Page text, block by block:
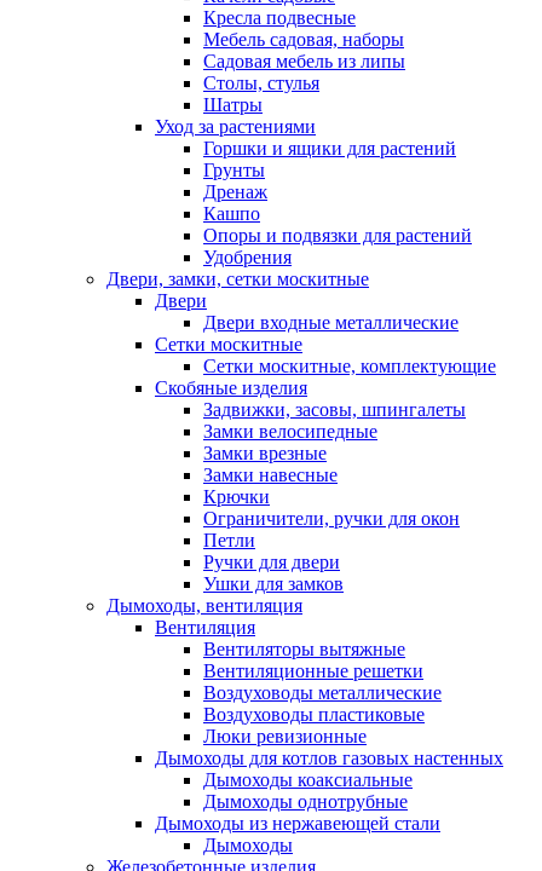
Кресла подвесные
Мебель садовая, наборы
Садовая мебель из липы
Столы, стулья
Шатры
Уход за растениями
Горшки и ящики для растений
Грунты
Дренаж
Кашпо
Опоры и подвязки для растений
Удобрения
Двери, замки, сетки москитные
Двери
Двери входные металлические
Сетки москитные
Сетки москитные, комплектующие
Скобяные изделия
Задвижки, засовы, шпингалеты
Замки велосипедные
Замки врезные
Замки навесные
Крючки
Ограничители, ручки для окон
Петли
Ручки для двери
Ушки для замков
Дымоходы, вентиляция
Вентиляция
Вентиляторы вытяжные
Вентиляционные решетки
Воздуховоды металлические
Воздуховоды пластиковые
Люки ревизионные
Дымоходы для котлов газовых настенных
Дымоходы коаксиальные
Дымоходы однотрубные
Дымоходы из нержавеющей стали
Дымоходы
Железобетонные изделия